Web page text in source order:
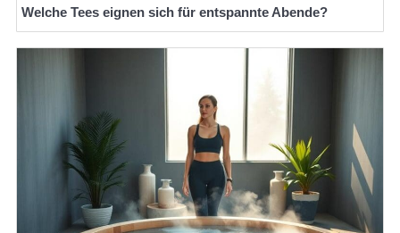
Welche Tees eignen sich für entspannte Abende?